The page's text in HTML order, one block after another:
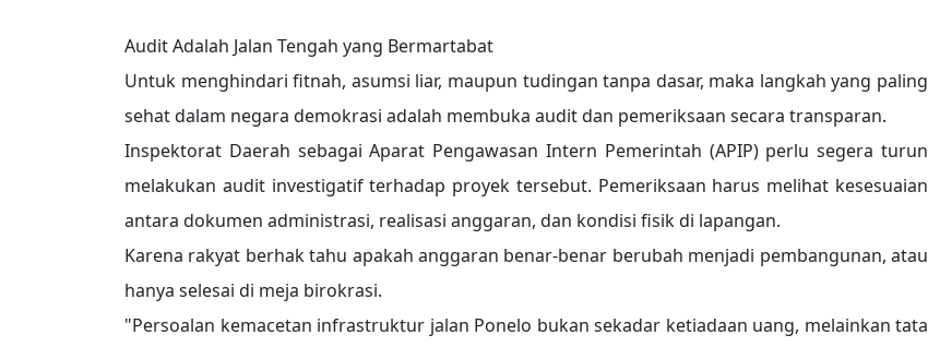
Audit Adalah Jalan Tengah yang Bermartabat
Untuk menghindari fitnah, asumsi liar, maupun tudingan tanpa dasar, maka langkah yang paling
sehat dalam negara demokrasi adalah membuka audit dan pemeriksaan secara transparan.
Inspektorat Daerah sebagai Aparat Pengawasan Intern Pemerintah (APIP) perlu segera turun
melakukan audit investigatif terhadap proyek tersebut. Pemeriksaan harus melihat kesesuaian
antara dokumen administrasi, realisasi anggaran, dan kondisi fisik di lapangan.
Karena rakyat berhak tahu apakah anggaran benar-benar berubah menjadi pembangunan, atau
hanya selesai di meja birokrasi.
"Persoalan kemacetan infrastruktur jalan Ponelo bukan sekadar ketiadaan uang, melainkan tata